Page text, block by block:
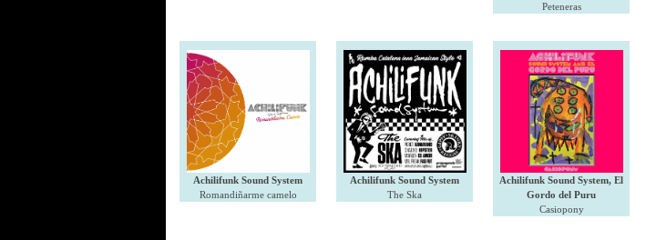
Peteneras
Achilifunk Sound System
Romandiñarme camelo
Achilifunk Sound System
The Ska
Achilifunk Sound System, El
Gordo del Puru
Casiopony